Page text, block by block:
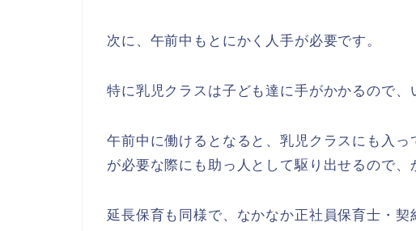
次に、午前中もとにかく人手が必要です。
特に乳児クラスは子ども達に手がかかるので、
午前中に働けるとなると、乳児クラスにも入
が必要な際にも助っ人として駆り出せるので、
延長保育も同様で、なかなか正社員保育士・